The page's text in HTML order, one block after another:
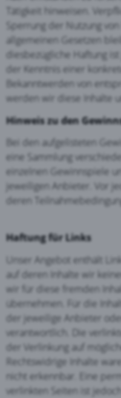
Tätigkeit hinweisen.
Sperrung der Nutzung
allgemeinen Gesetzen
diesbezügliche Haftung
der Kenntnis einer
Bekanntwerden von
werden wir diese Inhalte
Hinweis zu den
Bei den aufgelisteten
eine Sammlung
einzelnen Gewinnspiele
jeweiligen Anbieter. Vor
deren
Haftung für Links
Unser Angebot enthält
auf deren Inhalte wir
wir für diese fremden
übernehmen. Für die
der jeweilige Anbieter
verantwortlich. Die
der Verlinkung auf
Rechtswidrige Inhalte
nicht erkennbar. Eine
verlinkten Seiten ist